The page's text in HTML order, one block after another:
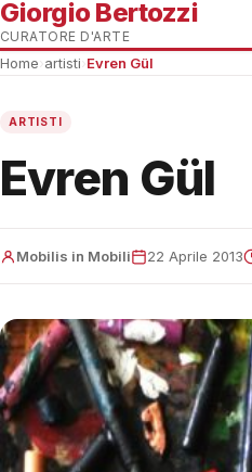
Giorgio Bertozzi
CURATORE D'ARTE
Home artisti Evren Gül
ARTISTI
Evren Gül
Mobilis in Mobili 22 Aprile 2013